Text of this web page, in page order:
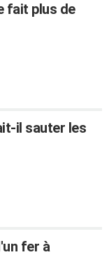
fait plus de
il sauter les
fer à